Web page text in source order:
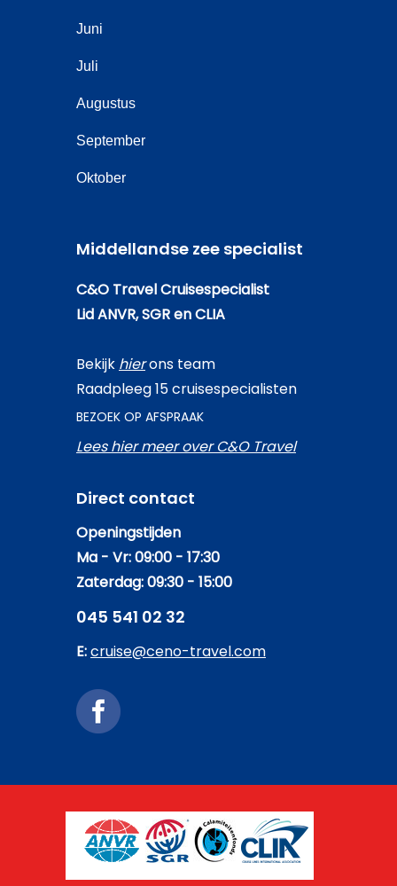
Juni
Juli
Augustus
September
Oktober
Middellandse zee specialist
C&O Travel Cruisespecialist
Lid ANVR, SGR en CLIA
Bekijk hierons team
Raadpleeg 15 cruisespecialisten
BEZOEK OP AFSPRAAK
Lees hier meer over C&O Travel
Direct contact
Openingstijden
Ma - Vr: 09:00 - 17:30
Zaterdag: 09:30 - 15:00
045 541 02 32
E:cruise@ceno-travel.com